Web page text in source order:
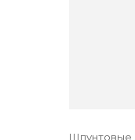
Шпунтовые